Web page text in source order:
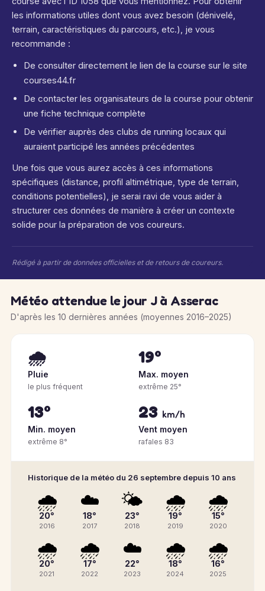
les informations utiles dont vous avez besoin (dénivelé,
terrain, caractéristiques du parcours, etc.), je vous
recommande :
De consulter directement le lien de la course sur le site
courses44.fr
De contacter les organisateurs de la course pour obtenir
une fiche technique complète
De vérifier auprès des clubs de running locaux qui
auraient participé les années précédentes
Une fois que vous aurez accès à ces informations
spécifiques (distance, profil altimétrique, type de terrain,
conditions potentielles), je serai ravi de vous aider à
structurer ces données de manière à créer un contexte
solide pour la préparation de vos coureurs.
Rédigé à partir de données officielles et de retours de coureurs.
Météo attendue le jour J à Asserac
D'après les 10 dernières années (moyennes 2016–2025)
🌧️
Pluie
le plus fréquent
19°
Max. moyen
extrême 25°
13°
Min. moyen
extrême 8°
23 km/h
Vent moyen
rafales 83
Historique de la météo du 26 septembre depuis 10 ans
🌧️
20°
2016
☁️
18°
2017
🌤️
23°
2018
🌧️
19°
2019
🌧️
15°
2020
🌧️
20°
2021
🌧️
17°
2022
☁️
22°
2023
🌧️
18°
2024
🌧️
16°
2025